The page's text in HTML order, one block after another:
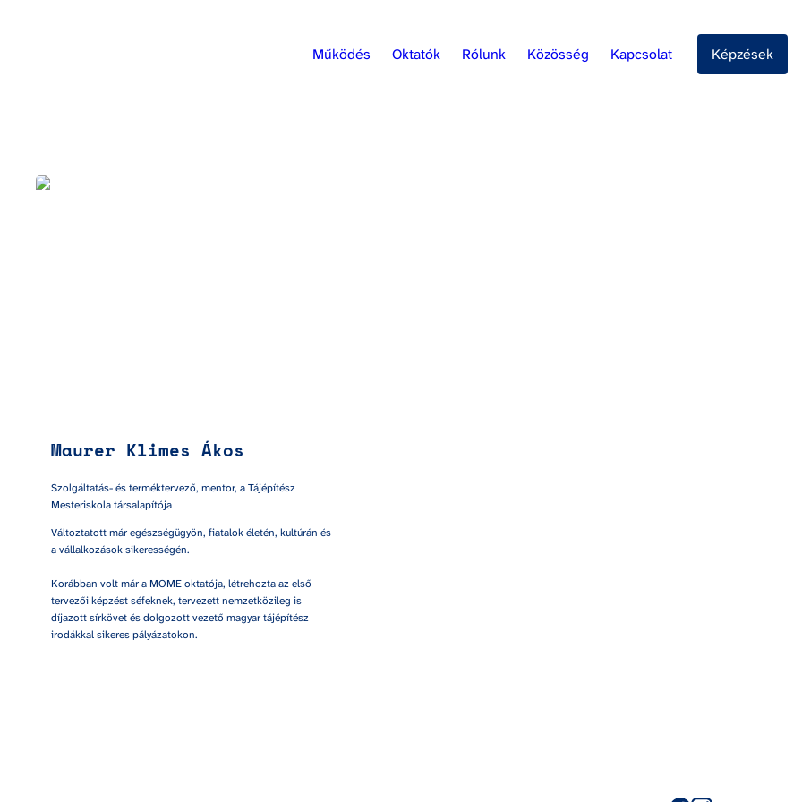
Működés Oktatók Rólunk Közösség Kapcsolat Képzések
Maurer Klimes Ákos
Maurer Klimes Ákos
Szolgáltatás- és terméktervező, mentor, a Tájépítész
Mesteriskola társalapítója
Változtatott már egészségügyön, fiatalok életén, kultúrán és
a vállalkozások sikerességén.
Korábban volt már a MOME oktatója, létrehozta az első
tervezői képzést séfeknek, tervezett nemzetközileg is
díjazott sírkövet és dolgozott vezető magyar tájépítész
irodákkal sikeres pályázatokon.